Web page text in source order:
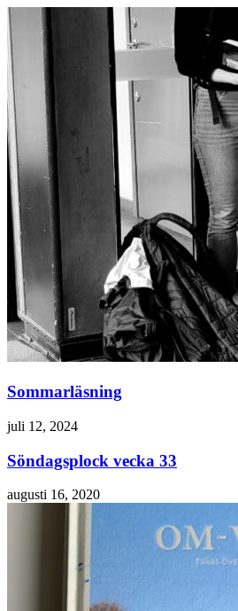
Sommarläsning
juli 12, 2024
Söndagsplock vecka 33
augusti 16, 2020